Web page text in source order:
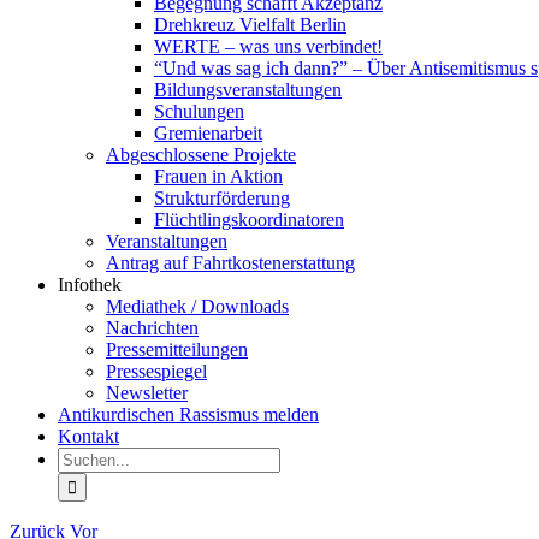
Drehkreuz Vielfalt Berlin
WERTE – was uns verbindet!
“Und was sag ich dann?” – Über Antisemitismus
Bildungsveranstaltungen
Schulungen
Gremienarbeit
Abgeschlossene Projekte
Frauen in Aktion
Strukturförderung
Flüchtlingskoordinatoren
Veranstaltungen
Antrag auf Fahrtkostenerstattung
Infothek
Mediathek / Downloads
Nachrichten
Pressemitteilungen
Pressespiegel
Newsletter
Antikurdischen Rassismus melden
Kontakt
Suche
nach:
Zurück Vor